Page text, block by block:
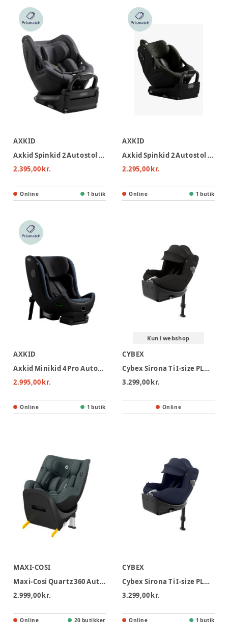
AXKID
Axkid Spinkid 2 Autostol - Arctic Mist Grey
2.395,00 kr.
Online 1 butik
AXKID
Axkid Spinkid 2 Autostol - Forest Moss Green
2.295,00 kr.
Online 1 butik
AXKID
Axkid Minikid 4 Pro Autostol - Glacier Lake Blue
2.995,00 kr.
Online 1 butik
Kun i webshop
CYBEX
Cybex Sirona Ti I-size PLUS Autostol - Sepia Black
3.299,00 kr.
Online
MAXI-COSI
Maxi-Cosi Quartz 360 Autostol - Full Graphite
2.999,00 kr.
Online 20 butikker
CYBEX
Cybex Sirona Ti I-size PLUS Autostol - Nautical Blue
3.299,00 kr.
Online 1 butik